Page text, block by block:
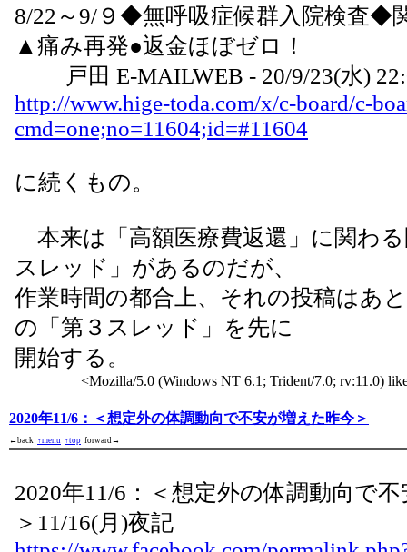
8/22～9/９◆無呼吸症候群入院検査◆
▲痛み再発●返金ほぼゼロ！
戸田 E-MAILWEB - 20/9/23(水)
http://www.hige-toda.com/x/c-board/c-
cmd=one;no=11604;id=#11604
に続くもの。
本来は「高額医療費返還」に関わ
スレッド」があるのだが、
作業時間の都合上、それの投稿はあ
の「第３スレッド」を先に
開始する。
<Mozilla/5.0 (Windows NT 6.1; Trident/7.0; rv:11.0)
2020年11/6：＜想定外の体調動向で不安が増えた昨今＞
←back ↑menu ↑top forward→
2020年11/6：＜想定外の体調動向で
＞11/16(月)夜記